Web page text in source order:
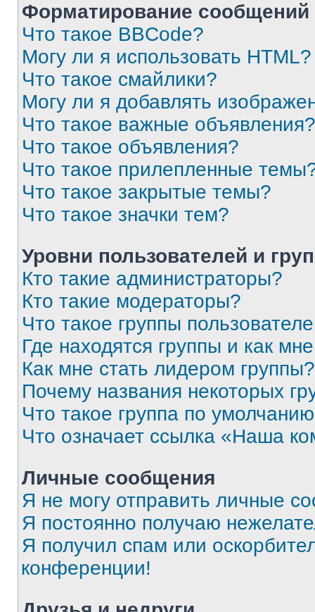
Форматирование
Что такое BBCode?
Могу ли я использовать HTML?
Что такое смайлики?
Могу ли я добавлять
Что такое важные объявления?
Что такое объявления?
Что такое прилепленные
Что такое закрытые темы?
Что такое значки тем?
Уровни пользователей и
Кто такие администраторы?
Кто такие модераторы?
Что такое группы
Где находятся группы и как
Как мне стать лидером группы?
Почему названия некоторых
Что такое группа по
Что означает ссылка «Наша
Личные сообщения
Я не могу отправить личные
Я постоянно получаю
Я получил спам или
конференции!